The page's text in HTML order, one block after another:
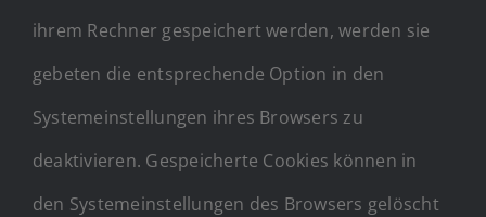
ihrem Rechner gespeichert werden, werden sie
gebeten die entsprechende Option in den
Systemeinstellungen ihres Browsers zu
deaktivieren. Gespeicherte Cookies können in
den Systemeinstellungen des Browsers gelöscht